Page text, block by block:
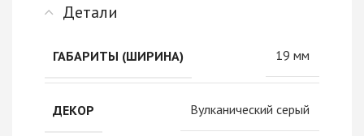
Детали
ГАБАРИТЫ (ШИРИНА) 19 мм
ДЕКОР Вулканический серый